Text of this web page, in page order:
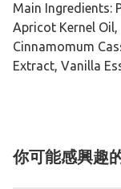
Main Ingredients:
Apricot Kernel Oil,
Cinnamomum
Extract, Vanilla
你可能感興趣